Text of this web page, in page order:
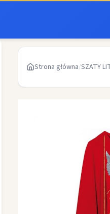
Strona główna/SZATY